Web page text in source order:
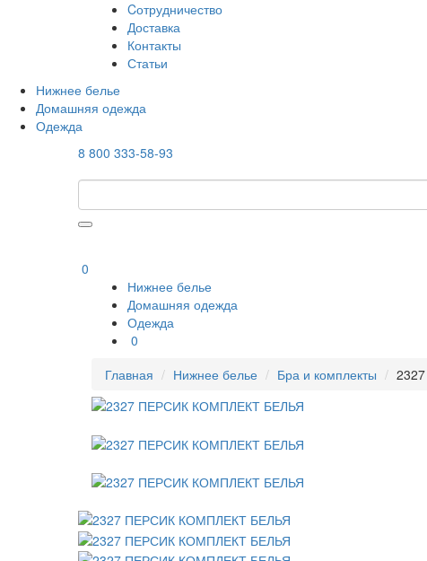
Cотрудничество
Доставка
Контакты
Статьи
Нижнее белье
Домашняя одежда
Одежда
8 800 333-58-93
0
Нижнее белье
Домашняя одежда
Одежда
0
Главная
Нижнее белье Бра и комплекты